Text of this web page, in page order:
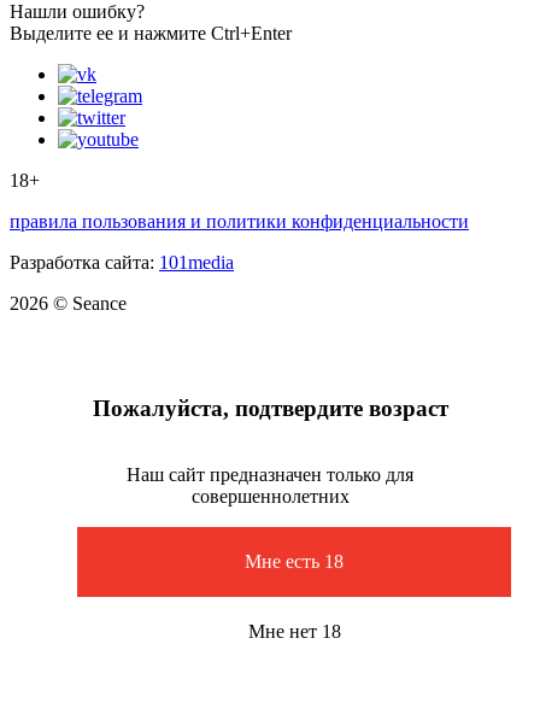
Нашли ошибку?
Выделите ее и нажмите Ctrl+Enter
18+
правила пользования и политики конфиденциальности
Разработка сайта: 101media
2026 © Seance
Пожалуйста, подтвердите возраст
Наш сайт предназначен только для
совершеннолетних
Мне есть 18
Мне нет 18